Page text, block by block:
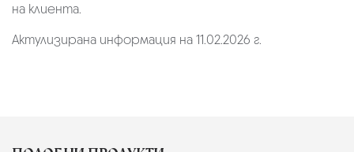
на клиента.
Актулизирана информация на 11.02.2026 г.